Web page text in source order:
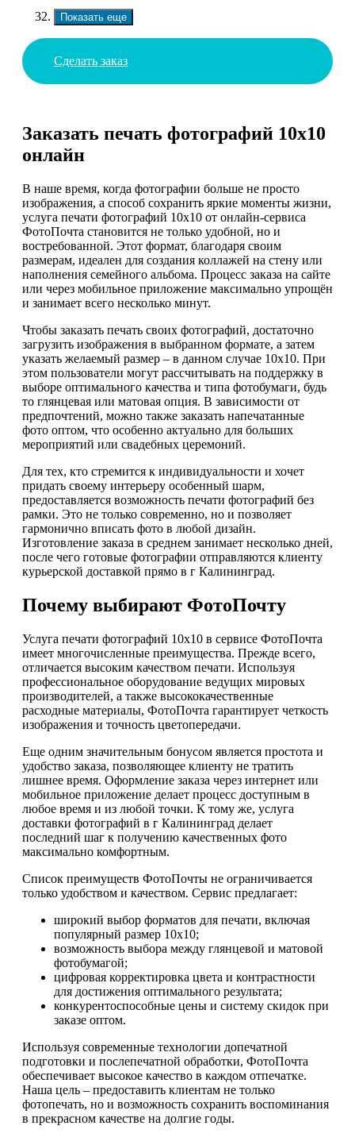
Показать еще
Сделать заказ
Заказать печать фотографий 10х10
онлайн
В наше время, когда фотографии больше не просто
изображения, а способ сохранить яркие моменты жизни,
услуга печати фотографий 10х10 от онлайн-сервиса
ФотоПочта становится не только удобной, но и
востребованной. Этот формат, благодаря своим
размерам, идеален для создания коллажей на стену или
наполнения семейного альбома. Процесс заказа на сайте
или через мобильное приложение максимально упрощён
и занимает всего несколько минут.
Чтобы заказать печать своих фотографий, достаточно
загрузить изображения в выбранном формате, а затем
указать желаемый размер – в данном случае 10х10. При
этом пользователи могут рассчитывать на поддержку в
выборе оптимального качества и типа фотобумаги, будь
то глянцевая или матовая опция. В зависимости от
предпочтений, можно также заказать напечатанные
фото оптом, что особенно актуально для больших
мероприятий или свадебных церемоний.
Для тех, кто стремится к индивидуальности и хочет
придать своему интерьеру особенный шарм,
предоставляется возможность печати фотографий без
рамки. Это не только современно, но и позволяет
гармонично вписать фото в любой дизайн.
Изготовление заказа в среднем занимает несколько дней,
после чего готовые фотографии отправляются клиенту
курьерской доставкой прямо в г Калининград.
Почему выбирают ФотоПочту
Услуга печати фотографий 10х10 в сервисе ФотоПочта
имеет многочисленные преимущества. Прежде всего,
отличается высоким качеством печати. Используя
профессиональное оборудование ведущих мировых
производителей, а также высококачественные
расходные материалы, ФотоПочта гарантирует четкость
изображения и точность цветопередачи.
Еще одним значительным бонусом является простота и
удобство заказа, позволяющее клиенту не тратить
лишнее время. Оформление заказа через интернет или
мобильное приложение делает процесс доступным в
любое время и из любой точки. К тому же, услуга
доставки фотографий в г Калининград делает
последний шаг к получению качественных фото
максимально комфортным.
Список преимуществ ФотоПочты не ограничивается
только удобством и качеством. Сервис предлагает:
широкий выбор форматов для печати, включая
популярный размер 10х10;
возможность выбора между глянцевой и матовой
фотобумагой;
цифровая корректировка цвета и контрастности
для достижения оптимального результата;
конкурентоспособные цены и систему скидок при
заказе оптом.
Используя современные технологии допечатной
подготовки и послепечатной обработки, ФотоПочта
обеспечивает высокое качество в каждом отпечатке.
Наша цель – предоставить клиентам не только
фотопечать, но и возможность сохранить воспоминания
в прекрасном качестве на долгие годы.